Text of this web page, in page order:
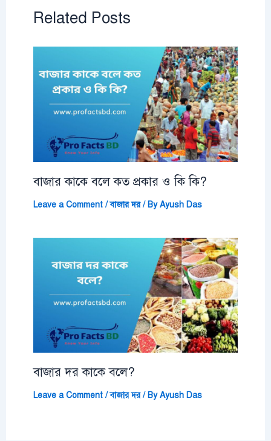
Related Posts
বাজার কাকে বলে কত প্রকার ও কি কি?
Leave a Comment /বাজার দর/ ByAyush Das
বাজার দর কাকে বলে?
Leave a Comment /বাজার দর/ ByAyush Das